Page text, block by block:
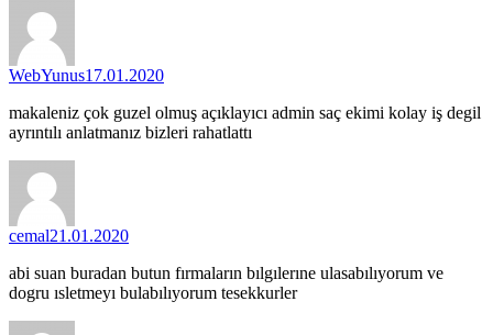
WebYunus17.01.2020
makaleniz çok guzel olmuş açıklayıcı admin saç ekimi kolay iş degil
ayrıntılı anlatmanız bizleri rahatlattı
cemal21.01.2020
abi suan buradan butun fırmaların bılgılerıne ulasabılıyorum ve
dogru ısletmeyı bulabılıyorum tesekkurler